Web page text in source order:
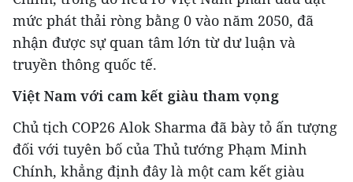
mức phát thải ròng bằng 0 vào năm 2050, đã
nhận được sự quan tâm lớn từ dư luận và
truyền thông quốc tế.
Việt Nam với cam kết giàu tham vọng
Chủ tịch COP26 Alok Sharma đã bày tỏ ấn tượng
đối với tuyên bố của Thủ tướng Phạm Minh
Chính, khẳng định đây là một cam kết giàu